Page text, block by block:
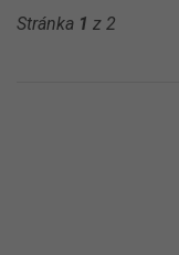
Stránka 1 z 2